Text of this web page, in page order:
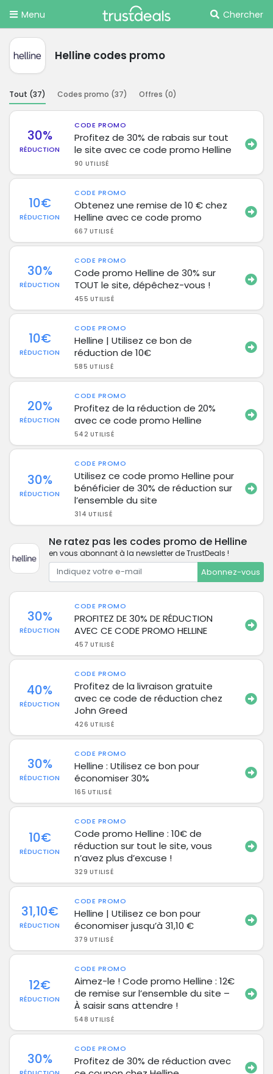
Menu Chercher
Helline codes promo
Tout (37) Codes promo (37) Offres (0)
30%
RÉDUCTION
CODE PROMO
Profitez de 30% de rabais sur tout
le site avec ce code promo Helline
90 UTILISÉ
10€
RÉDUCTION
CODE PROMO
Obtenez une remise de 10 € chez
Helline avec ce code promo
667 UTILISÉ
30%
RÉDUCTION
CODE PROMO
Code promo Helline de 30% sur
TOUT le site, dépêchez-vous !
455 UTILISÉ
10€
RÉDUCTION
CODE PROMO
Helline | Utilisez ce bon de
réduction de 10€
585 UTILISÉ
20%
RÉDUCTION
CODE PROMO
Profitez de la réduction de 20%
avec ce code promo Helline
542 UTILISÉ
30%
RÉDUCTION
CODE PROMO
Utilisez ce code promo Helline pour
bénéficier de 30% de réduction sur
l’ensemble du site
314 UTILISÉ
Ne ratez pas les codes promo de Helline
en vous abonnant à la newsletter de TrustDeals !
Abonnez-vous
30%
RÉDUCTION
CODE PROMO
PROFITEZ DE 30% DE RÉDUCTION
AVEC CE CODE PROMO HELLINE
457 UTILISÉ
40%
RÉDUCTION
CODE PROMO
Profitez de la livraison gratuite
avec ce code de réduction chez
John Greed
426 UTILISÉ
30%
RÉDUCTION
CODE PROMO
Helline : Utilisez ce bon pour
économiser 30%
165 UTILISÉ
10€
RÉDUCTION
CODE PROMO
Code promo Helline : 10€ de
réduction sur tout le site, vous
n’avez plus d’excuse !
329 UTILISÉ
31,10€
RÉDUCTION
CODE PROMO
Helline | Utilisez ce bon pour
économiser jusqu’à 31,10 €
379 UTILISÉ
12€
RÉDUCTION
CODE PROMO
Aimez-le ! Code promo Helline : 12€
de remise sur l’ensemble du site –
À saisir sans attendre !
548 UTILISÉ
30%
CODE PROMO
Profitez de 30% de réduction avec